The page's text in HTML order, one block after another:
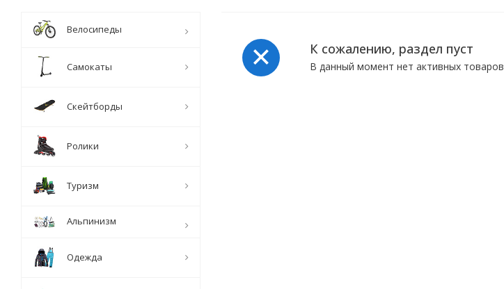
К сожалению, раздел пуст
В данный момент нет активных товаров
Велосипеды
Самокаты
Скейтборды
Ролики
Туризм
Альпинизм
Одежда